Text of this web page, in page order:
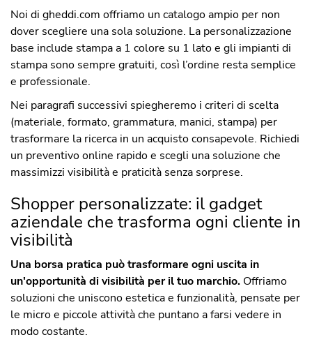
Noi di gheddi.com offriamo un catalogo ampio per non
dover scegliere una sola soluzione. La personalizzazione
base include stampa a 1 colore su 1 lato e gli impianti di
stampa sono sempre gratuiti, così l’ordine resta semplice
e professionale.
Nei paragrafi successivi spiegheremo i criteri di scelta
(materiale, formato, grammatura, manici, stampa) per
trasformare la ricerca in un acquisto consapevole. Richiedi
un preventivo online rapido e scegli una soluzione che
massimizzi visibilità e praticità senza sorprese.
Shopper personalizzate: il gadget
aziendale che trasforma ogni cliente in
visibilità
Una borsa pratica può trasformare ogni uscita in
un'opportunità di visibilità per il tuo marchio. Offriamo
soluzioni che uniscono estetica e funzionalità, pensate per
le micro e piccole attività che puntano a farsi vedere in
modo costante.